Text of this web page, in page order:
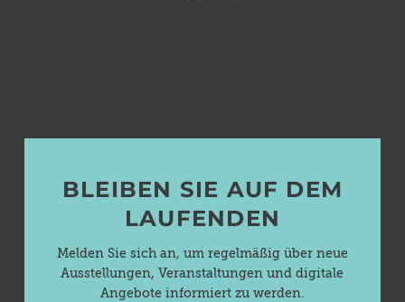
BLEIBEN SIE AUF DEM
LAUFENDEN
Melden Sie sich an, um regelmäßig über neue
Ausstellungen, Veranstaltungen und digitale
Angebote informiert zu werden.